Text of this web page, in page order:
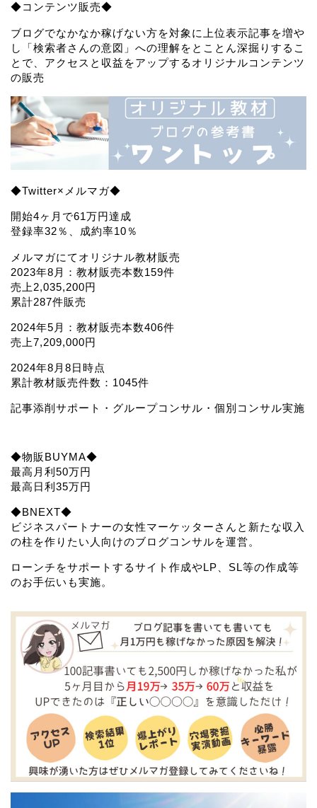
◆コンテンツ販売◆
ブログでなかなか稼げない方を対象に上位表示記事を増や
し「検索者さんの意図」への理解をとことん深掘りするこ
とで、アクセスと収益をアップするオリジナルコンテンツ
の販売
◆Twitter×メルマガ◆
開始4ヶ月で61万円達成
登録率32％、成約率10％
メルマガにてオリジナル教材販売
2023年8月：教材販売本数159件
売上2,035,200円
累計287件販売
2024年5月：教材販売本数406件
売上7,209,000円
2024年8月8日時点
累計教材販売件数：1045件
記事添削サポート・グループコンサル・個別コンサル実施
◆物販BUYMA◆
最高月利50万円
最高日利35万円
◆BNEXT◆
ビジネスパートナーの女性マーケッターさんと新たな収入
の柱を作りたい人向けのブログコンサルを運営。
ローンチをサポートするサイト作成やLP、SL等の作成等
のお手伝いも実施。